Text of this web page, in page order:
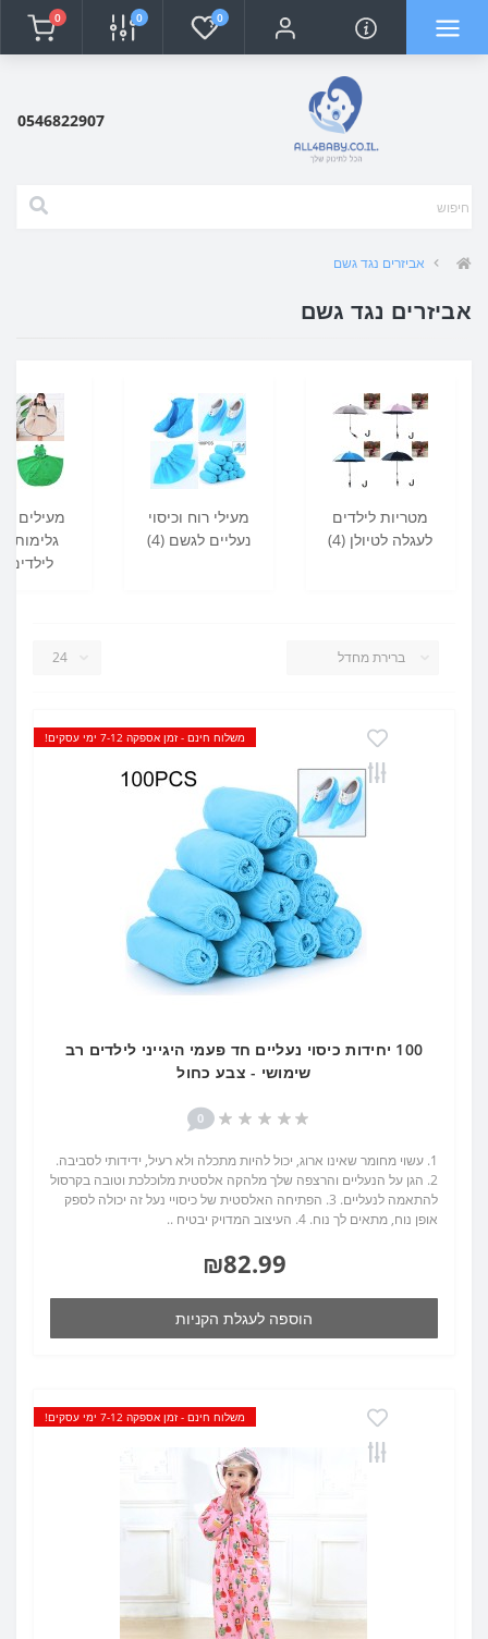
0
0
0
0546822907
אביזרים נגד גשם
אביזרים נגד גשם
מטריות לילדים
לעגלה לטיולן (4)
מעילי רוח וכיסוי
נעליים לגשם (4)
מעילים
גלימות
לילדים (22)
משלוח חינם - זמן אספקה 7-12 ימי עסקים!
100 יחידות כיסוי נעליים חד פעמי היגייני לילדים רב
שימושי - צבע כחול
0
1. עשוי מחומר שאינו ארוג, יכול להיות מתכלה ולא רעיל, ידידותי לסביבה.
2. הגן על הנעליים והרצפה שלך מלהקה אלסטית מלוכלכת וטובה בקרסול
להתאמה לנעליים. 3. הפתיחה האלסטית של כיסויי נעל זה יכולה לספק
אופן נוח, מתאים לך נוח. 4. העיצוב המדויק יבטיח ..
₪82.99
הוספה לעגלת הקניות
משלוח חינם - זמן אספקה 7-12 ימי עסקים!